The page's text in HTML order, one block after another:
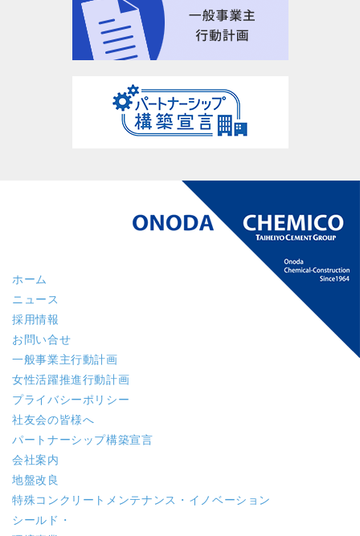
ホーム
ニュース
採用情報
お問い合せ
一般事業主行動計画
女性活躍推進行動計画
プライバシーポリシー
社友会の皆様へ
パートナーシップ構築宣言
会社案内
地盤改良
特殊コンクリート メンテナンス・イノベーション
シールド・